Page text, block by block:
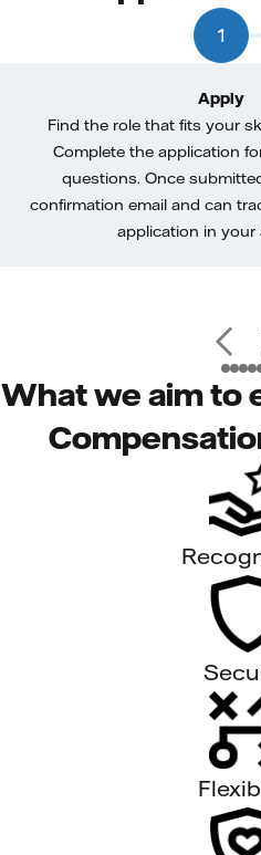
1
Apply
Find the role that fits your
Complete the application
questions. Once
confirmation email and can
application in your
What we aim to